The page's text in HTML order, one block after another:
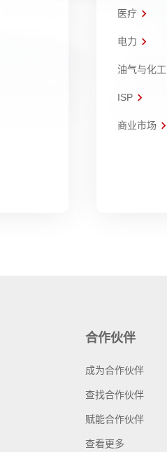
医疗
电力
油气与化工
ISP
商业市场
合作伙伴
成为合作伙伴
查找合作伙伴
赋能合作伙伴
查看更多